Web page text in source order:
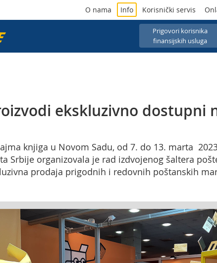
Prigovori korisnika
finansijskih usluga
O nama Info Korisnički servis
ekskluzivno dostupni
knjiga u Novom Sadu, od 7. do 13. marta
Srbije organizovala je rad izdvojenog šaltera
prodaja prigodnih i redovnih poštanskih